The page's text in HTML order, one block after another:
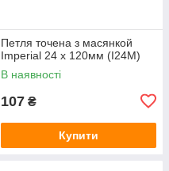
Петля точена з масянкой
Imperial 24 x 120мм (I24M)
В наявності
107 ₴
Купити